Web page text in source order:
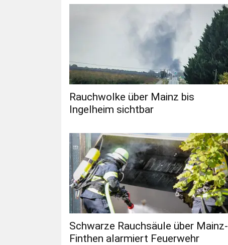
Rauchwolke über Mainz bis
Ingelheim sichtbar
Schwarze Rauchsäule über Mainz-
Finthen alarmiert Feuerwehr